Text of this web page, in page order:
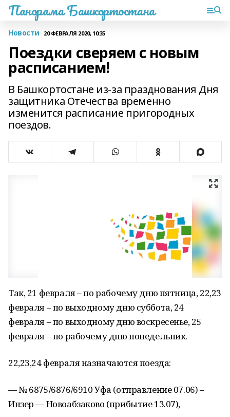
Панорама Башкортостана
Новости 20 ФЕВРАЛЯ 2020, 10:35
Поездки сверяем с новым
расписанием!
В Башкортостане из-за празднования Дня
защитника Отечества временно
изменится расписание пригородных
поездов.
Так, 21 февраля – по рабочему дню пятница, 22,23
февраля – по выходному дню суббота, 24
февраля – по выходному дню воскресенье, 25
февраля – по рабочему дню понедельник.
22,23,24 февраля назначаются поезда:
— № 6875/6876/6910 Уфа (отправление 07.06) –
Инзер — Новоабзаково (прибытие 13.07),